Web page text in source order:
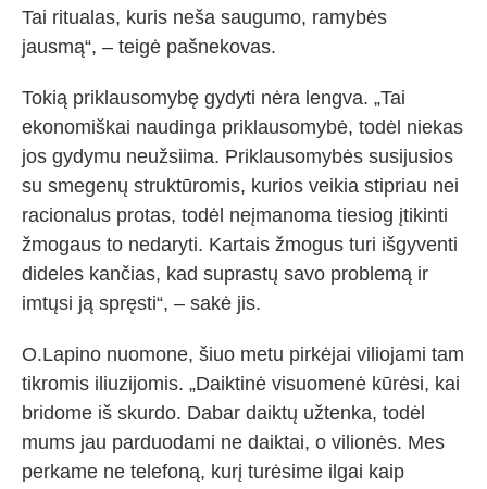
Tai ritualas, kuris neša saugumo, ramybės
jausmą“, – teigė pašnekovas.
Tokią priklausomybę gydyti nėra lengva. „Tai
ekonomiškai naudinga priklausomybė, todėl niekas
jos gydymu neužsiima. Priklausomybės susijusios
su smegenų struktūromis, kurios veikia stipriau nei
racionalus protas, todėl neįmanoma tiesiog įtikinti
žmogaus to nedaryti. Kartais žmogus turi išgyventi
dideles kančias, kad suprastų savo problemą ir
imtųsi ją spręsti“, – sakė jis.
O.Lapino nuomone, šiuo metu pirkėjai viliojami tam
tikromis iliuzijomis. „Daiktinė visuomenė kūrėsi, kai
bridome iš skurdo. Dabar daiktų užtenka, todėl
mums jau parduodami ne daiktai, o vilionės. Mes
perkame ne telefoną, kurį turėsime ilgai kaip